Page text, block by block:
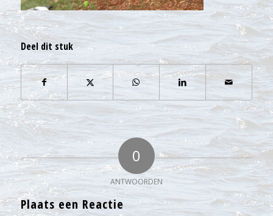
Deel dit stuk
0
ANTWOORDEN
Plaats een Reactie